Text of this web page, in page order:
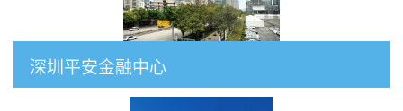
深圳平安金融中心